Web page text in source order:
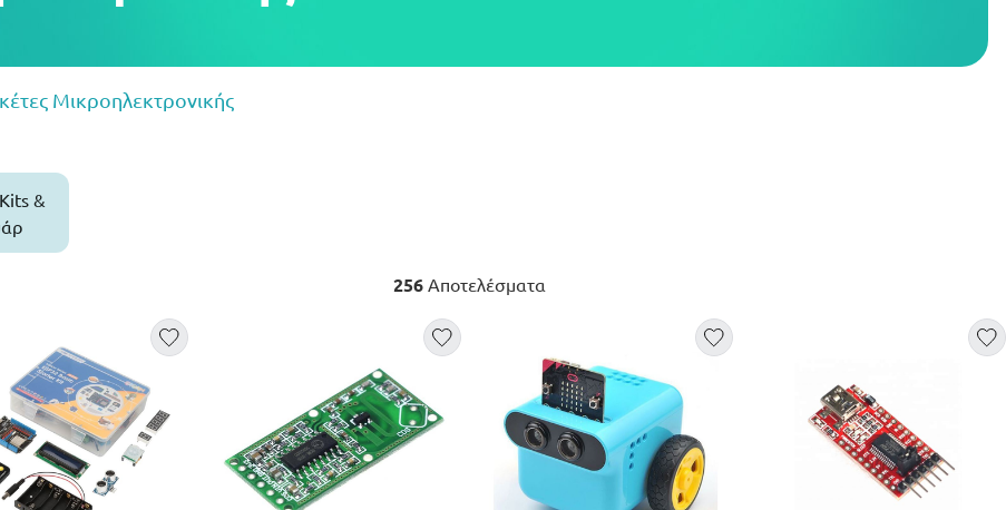
Μικροηλεκτρονικής
&
256 Αποτελέσματα